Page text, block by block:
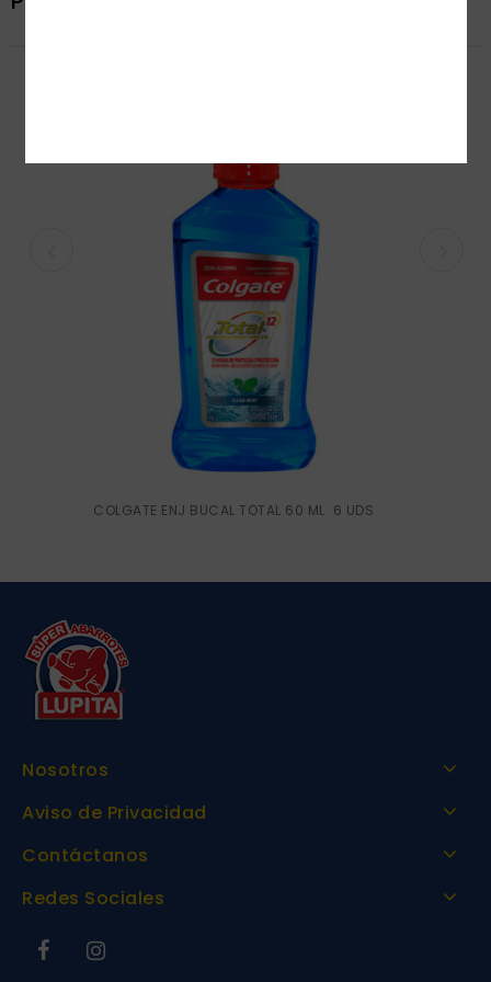
COLGATE ENJ BUCAL TOTAL 60 ML 6 UDS
Nosotros
Aviso de Privacidad
Contáctanos
Redes Sociales